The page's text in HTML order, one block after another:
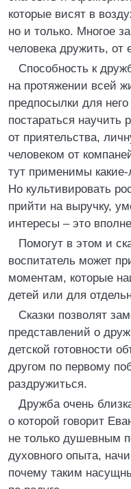
которые висят в
но и только. Многое
человека дружить, от
Способность к
на протяжении всей
предпосылки для
постараться научить
от приятельства,
человеком от
тут применимы
Но культивировать
прийти на выручку,
интересы – это
Помогут в этом и
воспитатель может
моментам, которые
детей или для
Сказки позволят
представлений о
детской готовности
другом по первому
раздружиться.
Дружба очень
о которой говорит
не только душевным
духовного опыта,
почему таким